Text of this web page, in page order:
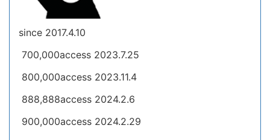
since 2017.4.10
700,000access 2023.7.25
800,000access 2023.11.4
888,888access 2024.2.6
900,000access 2024.2.29